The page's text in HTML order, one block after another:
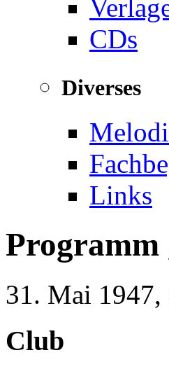
CDs
Diverses
Links
Programm
31. Mai 1947,
Club